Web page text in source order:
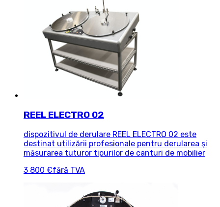
REEL ELECTRO 02
dispozitivul de derulare REEL ELECTRO 02 este
destinat utilizării profesionale pentru derularea și
măsurarea tuturor tipurilor de canturi de mobilier
3 800 €fără TVA